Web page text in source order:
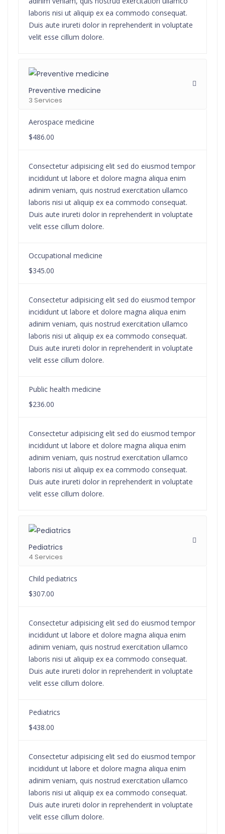
laboris nisi ut aliquip ex ea commodo consequat.
Duis aute irureti dolor in reprehenderit in voluptate
velit esse cillum dolore.
Preventive medicine
3 Services
Aerospace medicine
$486.00
Consectetur adipisicing elit sed do eiusmod tempor
incididunt ut labore et dolore magna aliqua enim
adinim veniam, quis nostrud exercitation ullamco
laboris nisi ut aliquip ex ea commodo consequat.
Duis aute irureti dolor in reprehenderit in voluptate
velit esse cillum dolore.
Occupational medicine
$345.00
Consectetur adipisicing elit sed do eiusmod tempor
incididunt ut labore et dolore magna aliqua enim
adinim veniam, quis nostrud exercitation ullamco
laboris nisi ut aliquip ex ea commodo consequat.
Duis aute irureti dolor in reprehenderit in voluptate
velit esse cillum dolore.
Public health medicine
$236.00
Consectetur adipisicing elit sed do eiusmod tempor
incididunt ut labore et dolore magna aliqua enim
adinim veniam, quis nostrud exercitation ullamco
laboris nisi ut aliquip ex ea commodo consequat.
Duis aute irureti dolor in reprehenderit in voluptate
velit esse cillum dolore.
Pediatrics
4 Services
Child pediatrics
$307.00
Consectetur adipisicing elit sed do eiusmod tempor
incididunt ut labore et dolore magna aliqua enim
adinim veniam, quis nostrud exercitation ullamco
laboris nisi ut aliquip ex ea commodo consequat.
Duis aute irureti dolor in reprehenderit in voluptate
velit esse cillum dolore.
Pediatrics
$438.00
Consectetur adipisicing elit sed do eiusmod tempor
incididunt ut labore et dolore magna aliqua enim
adinim veniam, quis nostrud exercitation ullamco
laboris nisi ut aliquip ex ea commodo consequat.
Duis aute irureti dolor in reprehenderit in voluptate
velit esse cillum dolore.